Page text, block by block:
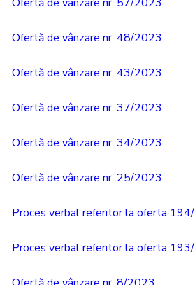
Ofertă de vânzare nr. 48/2023
Ofertă de vânzare nr. 43/2023
Ofertă de vânzare nr. 37/2023
Ofertă de vânzare nr. 34/2023
Ofertă de vânzare nr. 25/2023
Proces verbal referitor la oferta
Proces verbal referitor la oferta